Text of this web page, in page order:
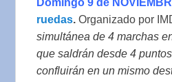
ruedas. Organizado por
simultánea de 4 marchas
que saldrán desde 4
confluirán en un mismo